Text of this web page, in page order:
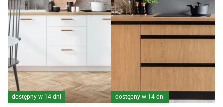
dostępny w 14 dni dostępny w 14 dni